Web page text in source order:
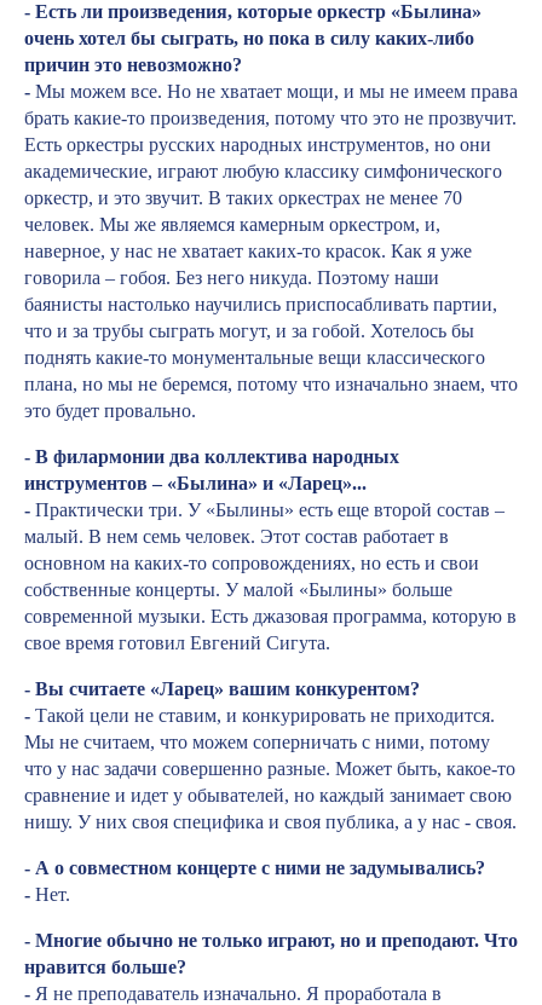
- Есть ли произведения, которые оркестр «Былина»
очень хотел бы сыграть, но пока в силу каких-либо
причин это невозможно?
- Мы можем все. Но не хватает мощи, и мы не имеем права
брать какие-то произведения, потому что это не прозвучит.
Есть оркестры русских народных инструментов, но они
академические, играют любую классику симфонического
оркестр, и это звучит. В таких оркестрах не менее 70
человек. Мы же являемся камерным оркестром, и,
наверное, у нас не хватает каких-то красок. Как я уже
говорила – гобоя. Без него никуда. Поэтому наши
баянисты настолько научились приспосабливать партии,
что и за трубы сыграть могут, и за гобой. Хотелось бы
поднять какие-то монументальные вещи классического
плана, но мы не беремся, потому что изначально знаем, что
это будет провально.
- В филармонии два коллектива народных
инструментов – «Былина» и «Ларец»...
- Практически три. У «Былины» есть еще второй состав –
малый. В нем семь человек. Этот состав работает в
основном на каких-то сопровождениях, но есть и свои
собственные концерты. У малой «Былины» больше
современной музыки. Есть джазовая программа, которую в
свое время готовил Евгений Сигута.
- Вы считаете «Ларец» вашим конкурентом?
- Такой цели не ставим, и конкурировать не приходится.
Мы не считаем, что можем соперничать с ними, потому
что у нас задачи совершенно разные. Может быть, какое-то
сравнение и идет у обывателей, но каждый занимает свою
нишу. У них своя специфика и своя публика, а у нас - своя.
- А о совместном концерте с ними не задумывались?
- Нет.
- Многие обычно не только играют, но и преподают. Что
нравится больше?
- Я не преподаватель изначально. Я проработала в